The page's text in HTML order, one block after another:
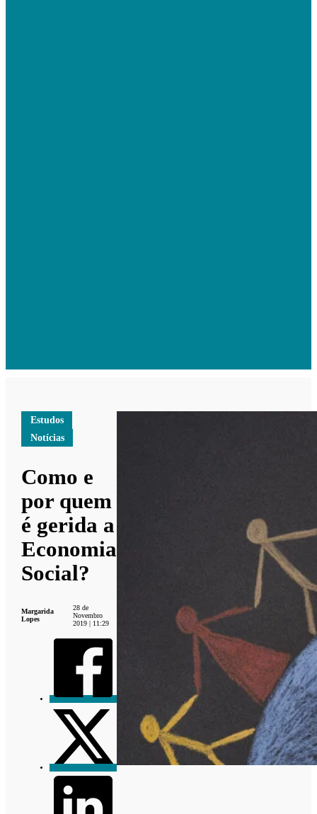
Estudos
Notícias
Como e
por quem
é gerida a
Economia
Social?
Margarida
Lopes
28 de
Novembro
2019 | 11:29